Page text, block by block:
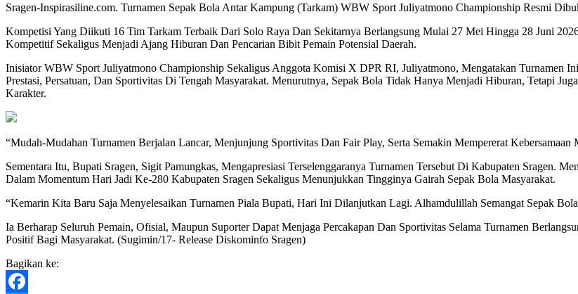
Bola
Solo
Raya
Di
Sragen
Sragen-Inspirasiline.com. Turnamen Sepak Bola Antar Kampung (Tarkam) WBW Sport Juliyatmono Championship Resmi
Kompetisi Yang Diikuti 16 Tim Tarkam Terbaik Dari Solo Raya Dan Sekitarnya Berlangsung Mulai 27 Mei Hingga 28 Juni
Kompetitif Sekaligus Menjadi Ajang Hiburan Dan Pencarian Bibit Pemain Potensial Daerah.
Inisiator WBW Sport Juliyatmono Championship Sekaligus Anggota Komisi X DPR RI, Juliyatmono, Mengatakan Turnamen
Prestasi, Persatuan, Dan Sportivitas Di Tengah Masyarakat. Menurutnya, Sepak Bola Tidak Hanya Menjadi Hiburan, Tetapi
Karakter.
“Mudah-Mudahan Turnamen Berjalan Lancar, Menjunjung Sportivitas Dan Fair Play, Serta Semakin Mempererat Kebersamaan
Sementara Itu, Bupati Sragen, Sigit Pamungkas, Mengapresiasi Terselenggaranya Turnamen Tersebut Di Kabupaten Sragen.
Dalam Momentum Hari Jadi Ke-280 Kabupaten Sragen Sekaligus Menunjukkan Tingginya Gairah Sepak Bola Masyarakat.
“Kemarin Kita Baru Saja Menyelesaikan Turnamen Piala Bupati, Hari Ini Dilanjutkan Lagi. Alhamdulillah Semangat Sepak
Ia Berharap Seluruh Pemain, Ofisial, Maupun Suporter Dapat Menjaga Percakapan Dan Sportivitas Selama Turnamen
Positif Bagi Masyarakat. (Sugimin/17- Release Diskominfo Sragen)
Bagikan ke: